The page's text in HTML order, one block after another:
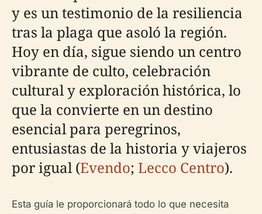
y es un testimonio de la resiliencia
tras la plaga que asoló la región.
Hoy en día, sigue siendo un centro
vibrante de culto, celebración
cultural y exploración histórica, lo
que la convierte en un destino
esencial para peregrinos,
entusiastas de la historia y viajeros
por igual (Evendo; Lecco Centro).
Esta guía le proporcionará todo lo que necesita